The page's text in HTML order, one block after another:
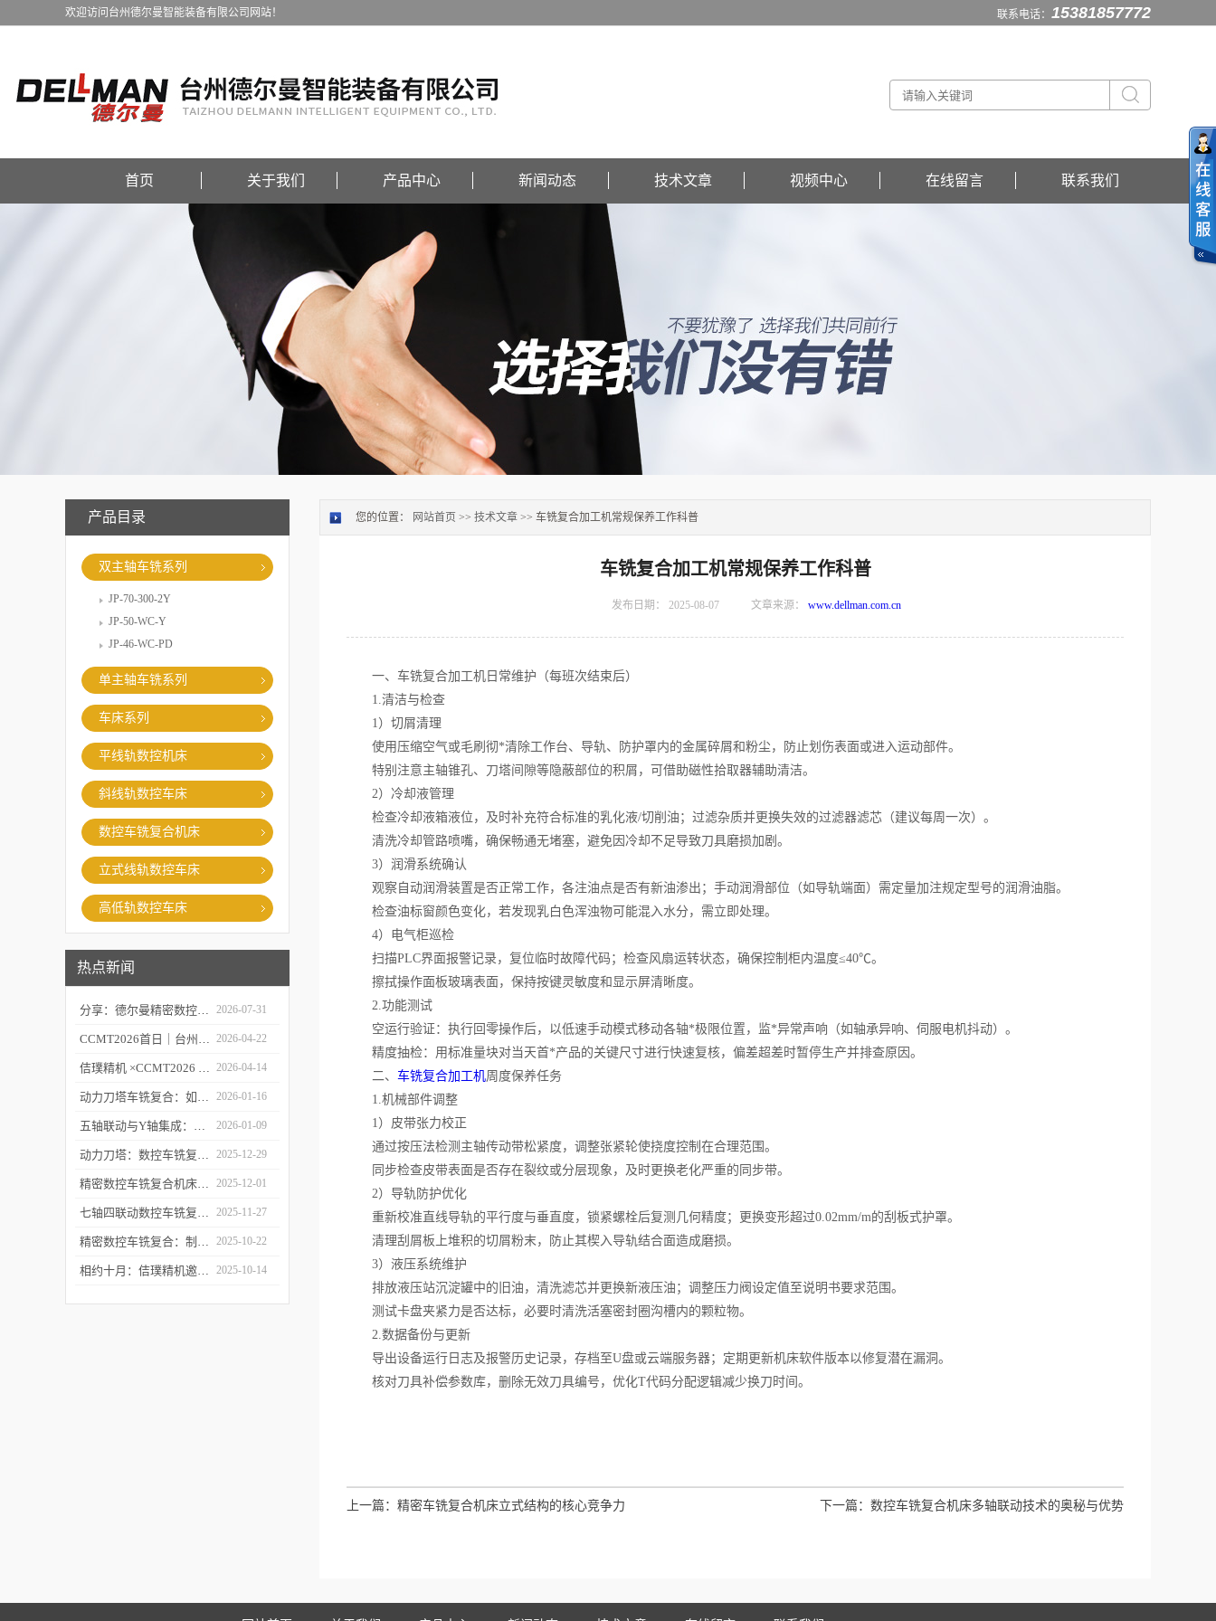
联系电话： 15381857772
欢迎访问台州德尔曼智能装备有限公司网站！
首页 关于我们 产品中心 新闻动态 技术文章 视频中心 在线留言 联系我们
产品目录
双主轴车铣系列
JP-70-300-2Y
JP-50-WC-Y
JP-46-WC-PD
单主轴车铣系列
车床系列
平线轨数控机床
斜线轨数控车床
数控车铣复合机床
立式线轨数控车床
高低轨数控车床
热点新闻
分享：德尔曼精密数控车铣复合的故障处理经验 2026-07-31
CCMT2026首日｜台州市委常委、市政府副市长李昌明等领导莅临台州德尔曼机床展台视察指导，共话工业母机新未来 2026-04-22
佶璞精机 ×CCMT2026 | 双主轴车铣复合硬核亮相，以新质生产力定义中国智造 2026-04-14
动力刀塔车铣复合：如何实现“一次装夹，完整加工”？ 2026-01-16
五轴联动与Y轴集成：深度剖析精密数控车铣复合机床的核心技术突破 2026-01-09
动力刀塔：数控车铣复合机床的“心脏”如何实现车铣一体化？ 2025-12-29
精密数控车铣复合机床的“五轴联动”技术探秘 2025-12-01
七轴四联动数控车铣复合机床：复杂零件一体化加工解决方案 2025-11-27
精密数控车铣复合：制造业升级的“核心引擎” 2025-10-22
相约十月：佶璞精机邀您共赴CMES 2025 共启机床改革新征程 2025-10-14
您的位置： 网站首页 >> 技术文章 >> 车铣复合加工机常规保养工作科普
车铣复合加工机常规保养工作科普
发布日期： 2025-08-07 文章来源： www.dellman.com.cn
一、车铣复合加工机日常维护（每班次结束后）
1.清洁与检查
1）切屑清理
使用压缩空气或毛刷彻*清除工作台、导轨、防护罩内的金属碎屑和粉尘，防止划伤表面或进入运动部件。
特别注意主轴锥孔、刀塔间隙等隐蔽部位的积屑，可借助磁性拾取器辅助清洁。
2）冷却液管理
检查冷却液箱液位，及时补充符合标准的乳化液/切削油；过滤杂质并更换失效的过滤器滤芯（建议每周一次）。
清洗冷却管路喷嘴，确保畅通无堵塞，避免因冷却不足导致刀具磨损加剧。
3）润滑系统确认
观察自动润滑装置是否正常工作，各注油点是否有新油渗出；手动润滑部位（如导轨端面）需定量加注规定型号的润滑油脂。
检查油标窗颜色变化，若发现乳白色浑浊物可能混入水分，需立即处理。
4）电气柜巡检
扫描PLC界面报警记录，复位临时故障代码；检查风扇运转状态，确保控制柜内温度≤40℃。
擦拭操作面板玻璃表面，保持按键灵敏度和显示屏清晰度。
2.功能测试
空运行验证：执行回零操作后，以低速手动模式移动各轴*极限位置，监*异常声响（如轴承异响、伺服电机抖动）。
精度抽检：用标准量块对当天首*产品的关键尺寸进行快速复核，偏差超差时暂停生产并排查原因。
二、 车铣复合加工机周度保养任务
1.机械部件调整
1）皮带张力校正
通过按压法检测主轴传动带松紧度，调整张紧轮使挠度控制在合理范围。
同步检查皮带表面是否存在裂纹或分层现象，及时更换老化严重的同步带。
2）导轨防护优化
重新校准直线导轨的平行度与垂直度，锁紧螺栓后复测几何精度；更换变形超过0.02mm/m的刮板式护罩。
清理刮屑板上堆积的切屑粉末，防止其楔入导轨结合面造成磨损。
3）液压系统维护
排放液压站沉淀罐中的旧油，清洗滤芯并更换新液压油；调整压力阀设定值至说明书要求范围。
测试卡盘夹紧力是否达标，必要时清洗活塞密封圈沟槽内的颗粒物。
2.数据备份与更新
导出设备运行日志及报警历史记录，存档至U盘或云端服务器；定期更新机床软件版本以修复潜在漏洞。
核对刀具补偿参数库，删除无效刀具编号，优化T代码分配逻辑减少换刀时间。
上一篇： 精密车铣复合机床立式结构的核心竞争力 下一篇： 数控车铣复合机床多轴联动技术的奥秘与优势